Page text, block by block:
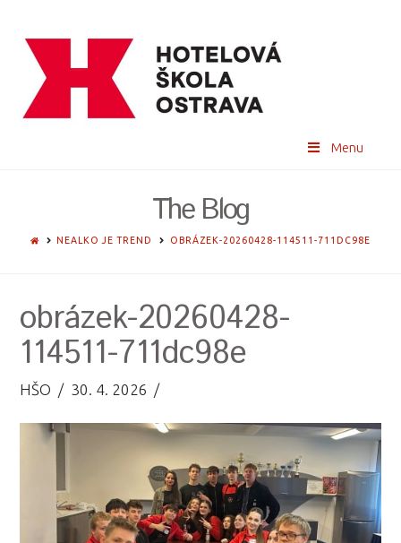
Menu
The Blog
HOMENEALKO JE TREND OBRÁZEK-20260428-114511-711DC98E
obrázek-20260428-
114511-711dc98e
HŠO 30. 4. 2026